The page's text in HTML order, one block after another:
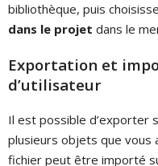
bibliothèque, puis
dans le projet dans le
Exportation et
d’utilisateur
Il est possible d’exporter
plusieurs objets que vous
fichier peut être importé